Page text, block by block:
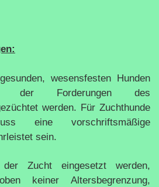
wesensfesten Hunden
der Forderungen des
werden. Für Zuchthunde
eine vorschriftsmäßige
sein.
Zucht eingesetzt werden,
keiner Altersbegrenzung,